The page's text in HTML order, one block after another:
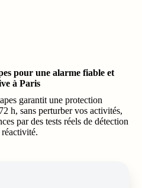
pour une alarme fiable et
à Paris
garantit une protection
h, sans perturber vos activités,
par des tests réels de détection
réactivité.